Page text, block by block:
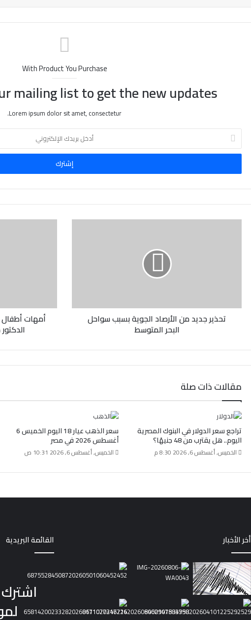
With Product You Purchase
mailing list to get the new updates!
Lorem ipsum dolor sit amet, consectetur.
خ
ب
د
ن
تحذير جديد من الأرصاد الجوية بسبب سواحل
البحر المتوسط
أمهات أطفال
مقالات ذات صلة
تراجع سعر الدولار في البنوك المصرية
اليوم.. هل يقترب من 48 جنيهًا؟
الخميس, أغسطس 6, 2026 8:30 م
سعر الذهب عيار 18 اليوم الخميس 6
أغسطس 2026 في مصر
الخميس, أغسطس 6, 2026 10:31 ص
أخر الأخبار
القائمة البريدية